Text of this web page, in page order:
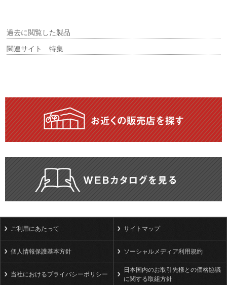
過去に閲覧した製品
関連サイト 特集
ご利用にあたって サイトマップ
個人情報保護基本方針 ソーシャルメディア利用規約
当社におけるプライバシーポリシー
日本国内のお取引先様との価格協議
に関する取組方針